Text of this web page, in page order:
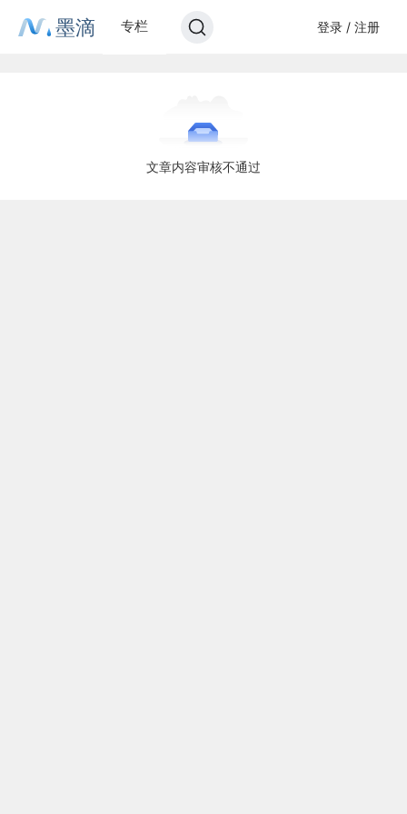
墨滴 专栏 登录 / 注册
文章内容审核不通过